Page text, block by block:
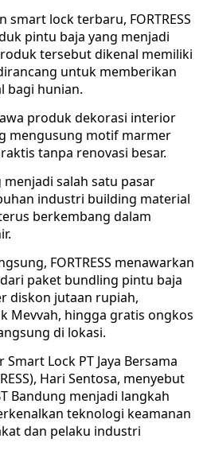
lock terbaru, FORTRESS
pintu baja yang menjadi
tersebut dikenal memiliki
untuk memberikan
bagi hunian.
produk dekorasi interior
mengusung motif marmer
tanpa renovasi besar.
salah satu pasar
industri building material
berkembang dalam
FORTRESS menawarkan
paket bundling pintu baja
diskon jutaan rupiah,
Mevvah, hingga gratis ongkos
di lokasi.
Lock PT Jaya Bersama
Hari Sentosa, menyebut
Bandung menjadi langkah
teknologi keamanan
dan pelaku industri